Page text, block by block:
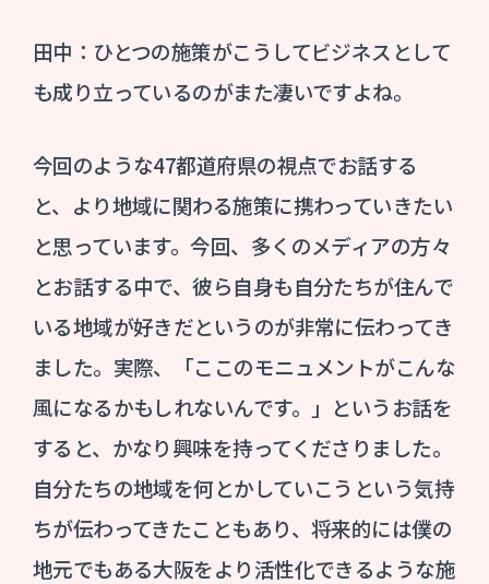
田中：ひとつの施策がこうしてビジネスとして
も成り立っているのがまた凄いですよね。
今回のような47都道府県の視点でお話する
と、より地域に関わる施策に携わっていきたい
と思っています。今回、多くのメディアの方々
とお話する中で、彼ら自身も自分たちが住んで
いる地域が好きだというのが非常に伝わってき
ました。実際、「ここのモニュメントがこんな
風になるかもしれないんです。」というお話を
すると、かなり興味を持ってくださりました。
自分たちの地域を何とかしていこうという気持
ちが伝わってきたこともあり、将来的には僕の
地元でもある大阪をより活性化できるような施